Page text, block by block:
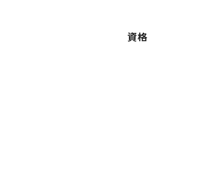
資格